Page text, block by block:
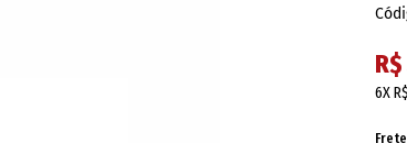
6X
Frete